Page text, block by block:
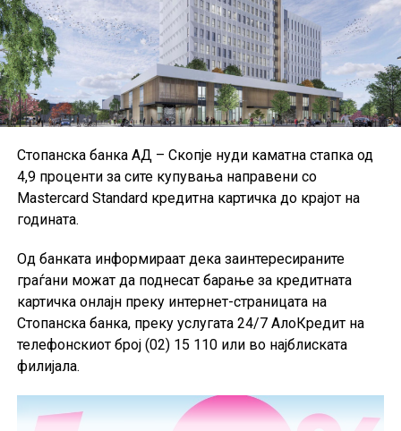
применуваат Меѓународните стандарди за
финансиско известување и техничките стандарди на
Европската банкарска управа, иако дел од малите и
средните институции користат национални
сметководствени стандарди.
Поради недостапност на податоците за Данска за
првиот квартал од 2026 година, при пресметката на
агрегатните податоци за ЕУ биле користени
податоците од четвртиот квартал од 2025 година, а кај
одредени показатели и податоци од првиот квартал
од 2025 година.
Стопанска банка АД – Скопје нуди каматна стапка од
4,9 проценти за сите купувања направени со
Mastercard Standard кредитна картичка до крајот на
годината.
Од банката информираат дека заинтересираните
граѓани можат да поднесат барање за кредитната
картичка онлајн преку интернет-страницата на
Стопанска банка, преку услугата 24/7 АлоКредит на
телефонскиот број (02) 15 110 или во најблиската
филијала.